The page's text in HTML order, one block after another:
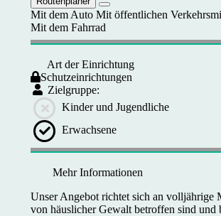
Mit dem Auto Mit öffentlichen
Mit dem Fahrrad
Art der Einrichtung
Schutzeinrichtungen
Zielgruppe:
Kinder und Jugendliche
Erwachsene
Mehr Informationen
Unser Angebot richtet sich an volljährige
von häuslicher Gewalt betroffen sind und